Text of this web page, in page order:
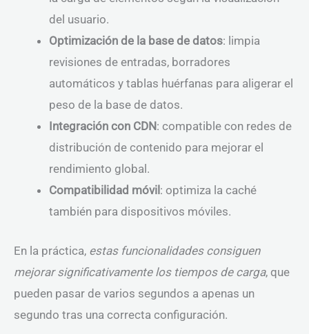
del usuario.
Optimización de la base de datos: limpia
revisiones de entradas, borradores
automáticos y tablas huérfanas para aligerar el
peso de la base de datos.
Integración con CDN: compatible con redes de
distribución de contenido para mejorar el
rendimiento global.
Compatibilidad móvil : optimiza la caché
también para dispositivos móviles.
En la práctica, estas funcionalidades consiguen
mejorar significativamente los tiempos de carga, que
pueden pasar de varios segundos a apenas un
segundo tras una correcta configuración.